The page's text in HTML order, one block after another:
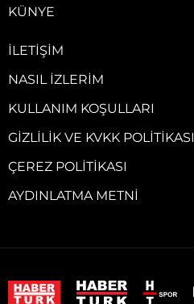
KÜNYE
İLETIŞIM
NASIL İZLERIM
KULLANIM KOŞULLARI
GIZLILIK VE KVKK POLITIKASI
ÇEREZ POLITIKASI
AYDINLATMA METNI